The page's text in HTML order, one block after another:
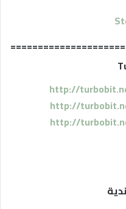
http://
http://
http://